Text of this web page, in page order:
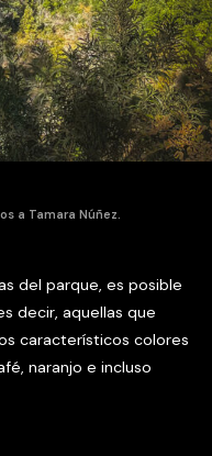
a Tamara Núñez.
del parque, es posible
decir, aquellas que
característicos colores
naranjo e incluso